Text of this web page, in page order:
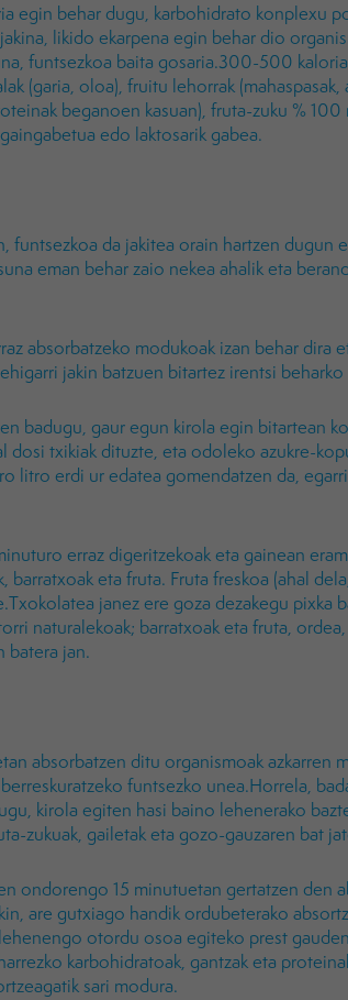
egin behar dugu, karbohidrato konplexu
likido ekarpena egin behar dio
funtsezkoa baita gosaria.300-500
(garia, oloa), fruitu lehorrak (mahaspasak,
beganoen kasuan), fruta-zuku % 100
edo laktosarik gabea.
funtsezkoa da jakitea orain hartzen dugun
eman behar zaio nekea ahalik eta
absorbatzeko modukoak izan behar dira
jakin batzuen bitartez irentsi
badugu, gaur egun kirola egin bitartean
dosi txikiak dituzte, eta odoleko azukre-
litro erdi ur edatea gomendatzen da,
erraz digeritzekoak eta gainean
eta fruta. Fruta freskoa (ahal
janez ere goza dezakegu
naturalekoak; barratxoak eta fruta,
batera jan.
absorbatzen ditu organismoak azkarren
funtsezko unea.Horrela,
kirola egiten hasi baino lehenerako
zukuak, gailetak eta gozo-gauzaren bat
ondorengo 15 minutuetan gertatzen den
are gutxiago handik ordubeterako
otordu osoa egiteko prest
karbohidratoak, gantzak eta
sari modura.